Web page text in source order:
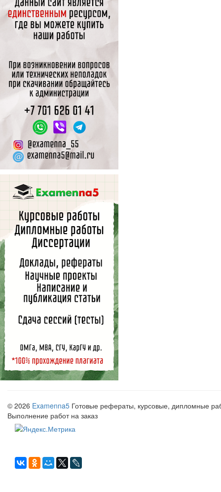
© 2026 Examenna5 Готовые рефераты, курсовые, дипломные
Выполнение работ на заказ